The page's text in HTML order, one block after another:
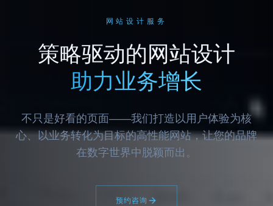
网站设计服务
策略驱动的网站设计
助力业务增长
不只是好看的页面——我们打造以用户体验为核
心、以业务转化为目标的高性能网站，让您的品牌
在数字世界中脱颖而出。
预约咨询